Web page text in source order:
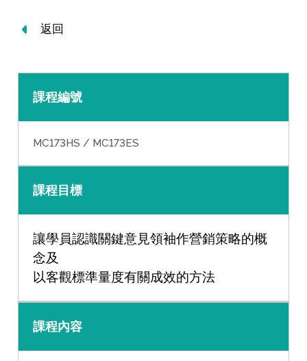
返回
課程編號
MC173HS / MC173ES
課程目標
讓學員認識關鍵意見領袖作營銷策略的概
念及
以客觀標準量度有關成效的方法
課程內容